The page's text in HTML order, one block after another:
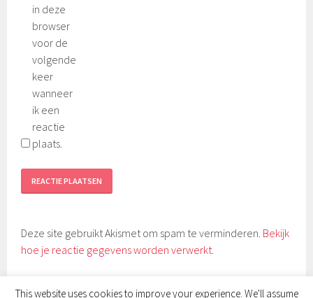
in deze
browser
voor de
volgende
keer
wanneer
ik een
reactie
plaats.
Deze site gebruikt Akismet om spam te verminderen. Bekijk
hoe je reactie gegevens worden verwerkt
This website uses cookies to improve your experience. We'll assume